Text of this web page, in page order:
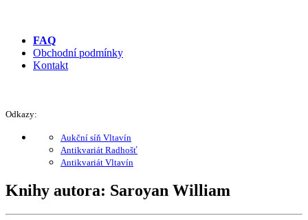
FAQ
Obchodní podmínky
Kontakt
Odkazy:
Aukční síň Vltavín
Antikvariát Radhošť
Antikvariát Vltavín
Knihy autora: Saroyan William